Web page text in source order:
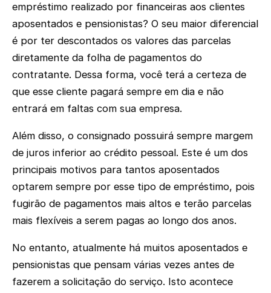
empréstimo realizado por financeiras aos clientes
aposentados e pensionistas? O seu maior diferencial
é por ter descontados os valores das parcelas
diretamente da folha de pagamentos do
contratante. Dessa forma, você terá a certeza de
que esse cliente pagará sempre em dia e não
entrará em faltas com sua empresa.
Além disso, o consignado possuirá sempre margem
de juros inferior ao crédito pessoal. Este é um dos
principais motivos para tantos aposentados
optarem sempre por esse tipo de empréstimo, pois
fugirão de pagamentos mais altos e terão parcelas
mais flexíveis a serem pagas ao longo dos anos.
No entanto, atualmente há muitos aposentados e
pensionistas que pensam várias vezes antes de
fazerem a solicitação do serviço. Isto acontece